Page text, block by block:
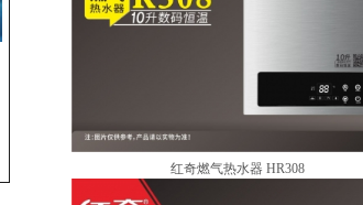
红奇燃气热水器 HR308